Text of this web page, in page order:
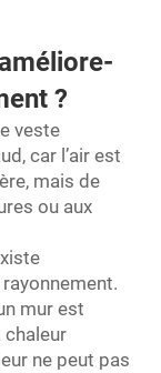
?
veste
car l’air est
mais de
ou aux
mur est
chaleur
ne peut pas